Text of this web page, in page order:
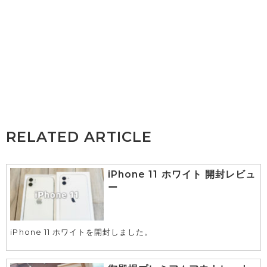
RELATED ARTICLE
iPhone 11 ホワイト 開封レビュ
ー
iPhone 11 ホワイトを開封しました。